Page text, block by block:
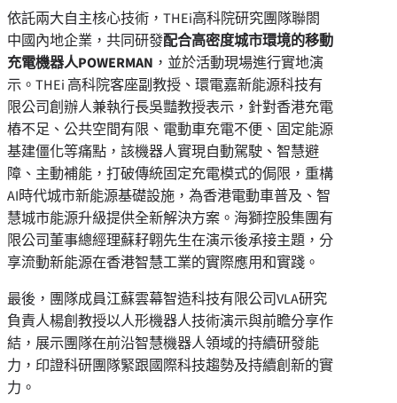
依託兩大自主核心技術，THEi高科院研究團隊聯閤
中國內地企業，共同研發配合高密度城市環境的移動
充電機器人POWERMAN ，並於活動現場進行實地演
示。THEi 高科院客座副教授、環電嘉新能源科技有
限公司創辦人兼執行長吳豔教授表示，針對香港充電
樁不足、公共空間有限、電動車充電不便、固定能源
基建僵化等痛點，該機器人實現自動駕駛、智慧避
障、主動補能，打破傳統固定充電模式的侷限，重構
AI時代城市新能源基礎設施，為香港電動車普及、智
慧城市能源升級提供全新解決方案。海獅控股集團有
限公司董事總經理蘇耔翺先生在演示後承接主題，分
享流動新能源在香港智慧工業的實際應用和實踐。
最後，團隊成員江蘇雲幕智造科技有限公司VLA研究
負責人楊創教授以人形機器人技術演示與前瞻分享作
結，展示團隊在前沿智慧機器人領域的持續研發能
力，印證科研團隊緊跟國際科技趨勢及持續創新的實
力。